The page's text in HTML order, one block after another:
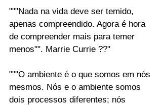
"""Nada na vida deve ser temido,
apenas compreendido. Agora é hora
de compreender mais para temer
menos"". Marrie Currie ??"
"""O ambiente é o que somos em nós
mesmos. Nós e o ambiente somos
dois processos diferentes; nós